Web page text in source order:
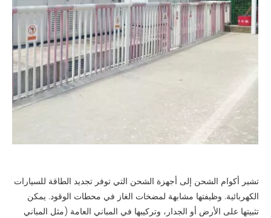
تشير أكوام الشحن إلى أجهزة الشحن التي توفر تجديد الطاقة للسيارات
الكهربائية. وظيفتها مشابهة لمضخات الغاز في محطات الوقود. يمكن
تثبيتها على الأرض أو الجدار، وتركيبها في المباني العامة (مثل المباني